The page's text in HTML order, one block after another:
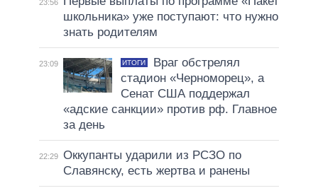
23:56
школьника» уже поступают: что нужно
знать родителям
23:09 ИТОГИ
Враг обстрелял
стадион «Черноморец», а
Сенат США поддержал
«адские санкции» против рф. Главное
за день
22:29 Оккупанты ударили из РСЗО по
Славянску, есть жертва и ранены